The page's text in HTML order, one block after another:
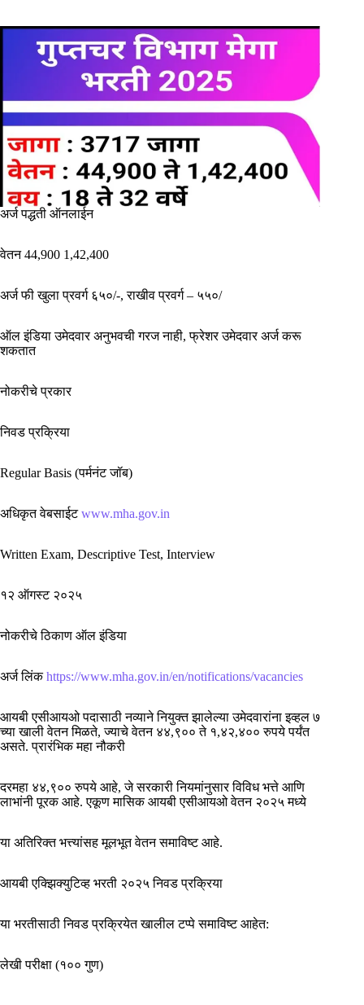
अर्ज पद्धती ऑनलाईन
वेतन 44,900 1,42,400
अर्ज फी खुला प्रवर्ग ६५०/-, राखीव प्रवर्ग – ५५०/
ऑल इंडिया उमेदवार अनुभवची गरज नाही, फ्रेशर उमेदवार अर्ज करू
शकतात
नोकरीचे प्रकार
निवड प्रक्रिया
Regular Basis (पर्मनंट जॉब)
अधिकृत वेबसाईटwww.mha.gov.in
Written Exam, Descriptive Test, Interview
१२ ऑगस्ट २०२५
नोकरीचे ठिकाण ऑल इंडिया
अर्ज लिंकhttps://www.mha.gov.in/en/notifications/vacancies
आयबी एसीआयओ पदासाठी नव्याने नियुक्त झालेल्या उमेदवारांना इव्हल ७
च्या खाली वेतन मिळते, ज्याचे वेतन ४४,९०० ते १,४२,४०० रुपये पर्यंत
असते. प्रारंभिक महा नौकरी
दरमहा ४४,९०० रुपये आहे, जे सरकारी नियमांनुसार विविध भत्ते आणि
लाभांनी पूरक आहे. एकूण मासिक आयबी एसीआयओ वेतन २०२५ मध्ये
या अतिरिक्त भत्त्यांसह मूलभूत वेतन समाविष्ट आहे.
आयबी एक्झिक्युटिव्ह भरती २०२५ निवड प्रक्रिया
या भरतीसाठी निवड प्रक्रियेत खालील टप्पे समाविष्ट आहेत:
लेखी परीक्षा (१०० गुण)